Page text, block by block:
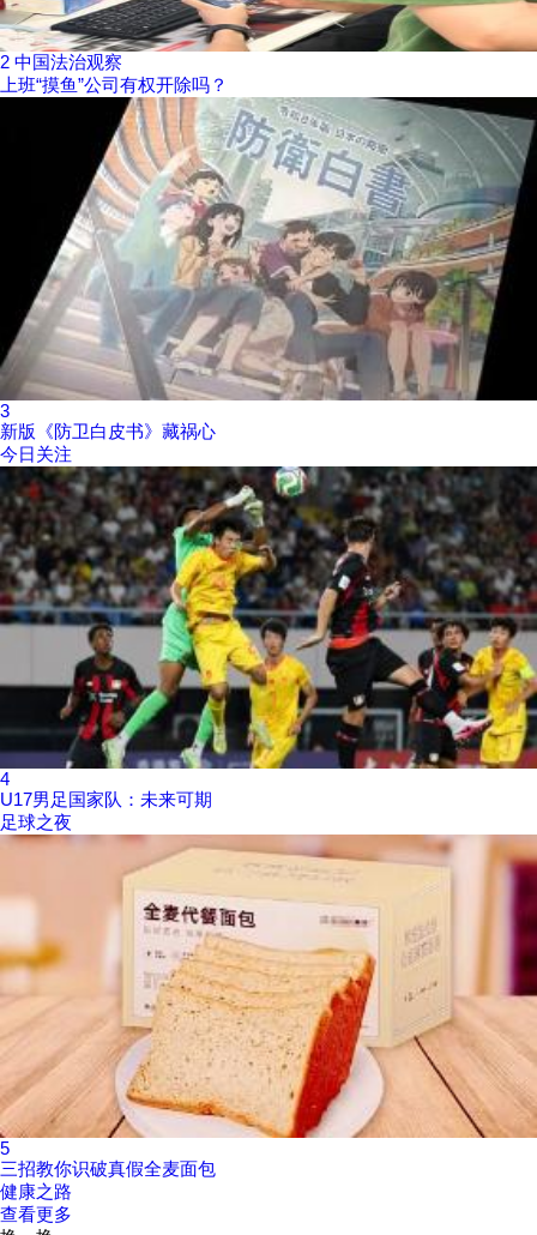
2 中国法治观察
上班“摸鱼”公司有权开除吗？
3
新版《防卫白皮书》藏祸心
今日关注
4
U17男足国家队：未来可期
足球之夜
5
三招教你识破真假全麦面包
健康之路
查看更多